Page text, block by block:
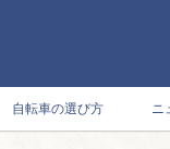
自転車の選び方 ニ